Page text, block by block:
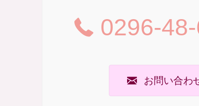
0296-
お問い合わ